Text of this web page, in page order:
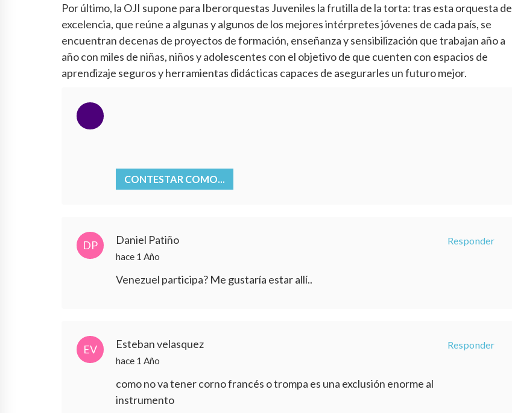
Por último, la OJI supone para Iberorquestas Juveniles la frutilla de la torta: tras esta orquesta de
excelencia, que reúne a algunas y algunos de los mejores intérpretes jóvenes de cada país, se
encuentran decenas de proyectos de formación, enseñanza y sensibilización que trabajan año a
año con miles de niñas, niños y adolescentes con el objetivo de que cuenten con espacios de
aprendizaje seguros y herramientas didácticas capaces de asegurarles un futuro mejor.
CONTESTAR COMO...
DP Daniel Patiño
hace 1 Año
Venezuel participa? Me gustaría estar allí..
Responder
EV Esteban velasquez
hace 1 Año
como no va tener corno francés o trompa es una exclusión enorme al
instrumento
Responder